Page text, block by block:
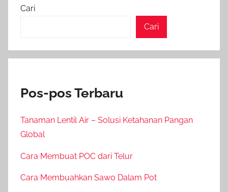
Cari
Cari
Pos-pos Terbaru
Tanaman Lentil Air – Solusi Ketahanan Pangan
Global
Cara Membuat POC dari Telur
Cara Membuahkan Sawo Dalam Pot